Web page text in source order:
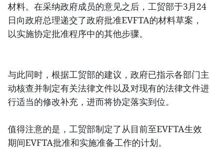
材料。在采纳政府成员的意见之后，工贸部于3月24
日向政府总理递交了政府批准EVFTA的材料草案，
以实施协定批准程序中的其他步骤。
与此同时，根据工贸部的建议，政府已指示各部门主
动核查并制定有关法律文件以及对现有的法律文件进
行适当的修改补充，进而将协定落实到位。
值得注意的是，工贸部制定了从目前至EVFTA生效
期间EVFTA批准和实施准备工作的计划。